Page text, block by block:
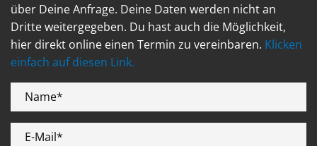
über Deine Anfrage. Deine Daten werden nicht an
Dritte weitergegeben. Du hast auch die Möglichkeit,
hier direkt online einen Termin zu vereinbaren. Klicken
einfach auf diesen Link.
Name*
E-Mail*